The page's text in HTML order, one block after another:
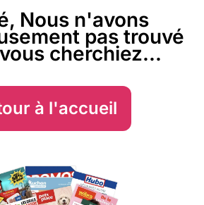
Nous n'avons
pas trouvé
cherchiez...
à l'accueil